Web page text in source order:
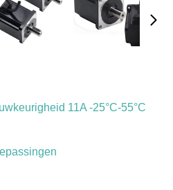
11A -25°C-55°C